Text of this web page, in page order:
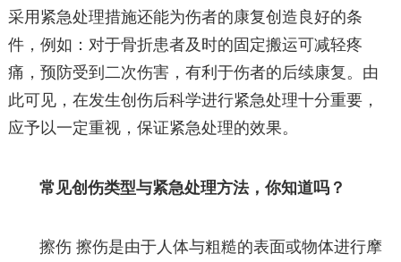
采用紧急处理措施还能为伤者的康复创造良好的条
件，例如：对于骨折患者及时的固定搬运可减轻疼
痛，预防受到二次伤害，有利于伤者的后续康复。由
此可见，在发生创伤后科学进行紧急处理十分重要，
应予以一定重视，保证紧急处理的效果。
常见创伤类型与紧急处理方法，你知道吗？
擦伤 擦伤是由于人体与粗糙的表面或物体进行摩